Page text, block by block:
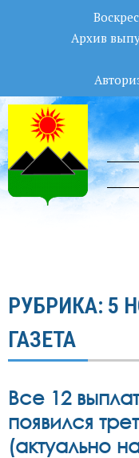
Архив
РУБРИКА: 5
ГАЗЕТА
Все 12
появился
(актуально